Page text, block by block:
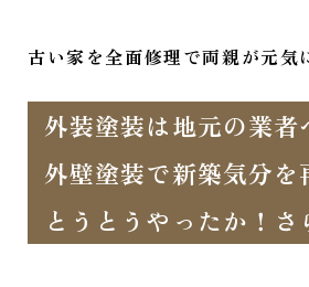
古い家を全面修理で両親が元気
外装塗装は地元の業者
外壁塗装で新築気分を
とうとうやったか！